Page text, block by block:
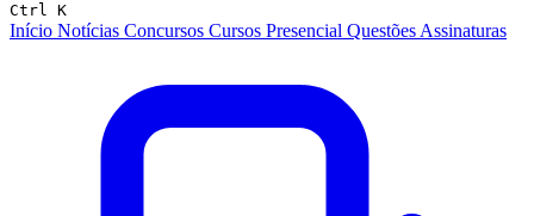
Ctrl K
Início Notícias Concursos Cursos Presencial Questões Assinaturas